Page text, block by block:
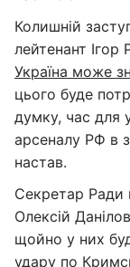
Колишній
лейтенант
Україна може
цього буде
думку, час для
арсеналу РФ в
настав.
Секретар Ради
Олексій
щойно у них
удару по